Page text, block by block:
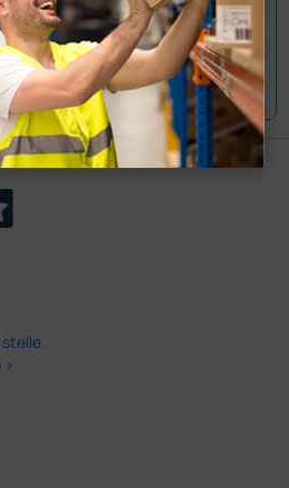
restituire il prodotto entro
Cordiali saluti